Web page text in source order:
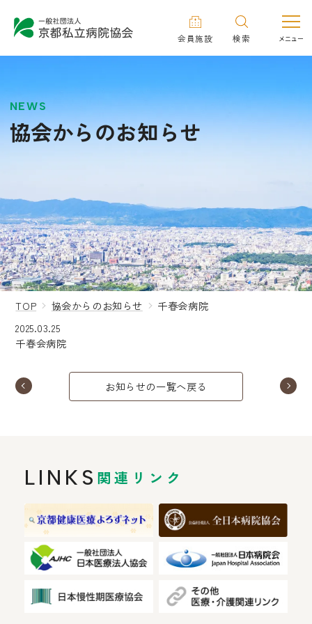
会員施設 検索
NEWS
協会からのお知らせ
TOP 協会からのお知らせ
千春会病院
2025.03.25
千春会病院
お知らせの一覧へ戻る
LINKS 関連リンク